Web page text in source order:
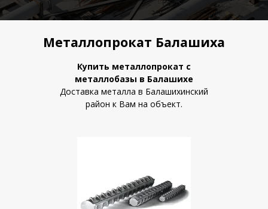
Металлопрокат Балашиха
Купить металлопрокат с
металлобазы в Балашихе
Доставка металла в Балашихинский
район к Вам на объект.